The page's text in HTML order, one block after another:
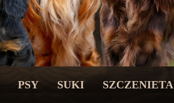
PSY SUKI
SZCZENIETA